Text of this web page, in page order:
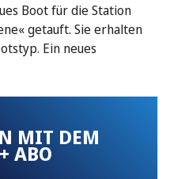
Boot für die Station
getauft. Sie erhalten
Ein neues
MIT DEM
ABO